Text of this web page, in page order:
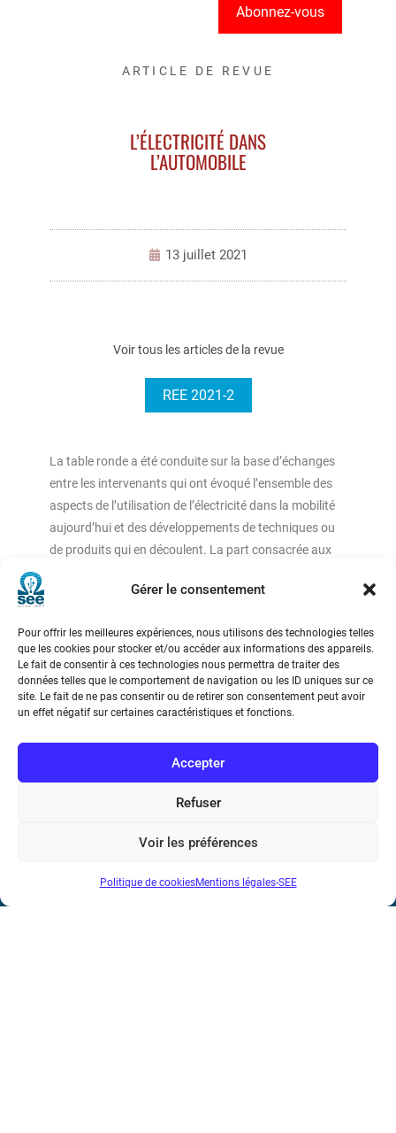
Gérer le consentement
Pour offrir les meilleures expériences, nous utilisons des technologies telles
que les cookies pour stocker et/ou accéder aux informations des appareils.
Le fait de consentir à ces technologies nous permettra de traiter des
données telles que le comportement de navigation ou les ID uniques sur ce
site. Le fait de ne pas consentir ou de retirer son consentement peut avoir
un effet négatif sur certaines caractéristiques et fonctions.
Accepter
Refuser
Voir les préférences
Politique de cookiesMentions légales-SEE
Abonnez-vous
ARTICLE DE REVUE
L’ÉLECTRICITÉ DANS
L’AUTOMOBILE
13 juillet 2021
Voir tous les articles de la revue
REE 2021-2
La table ronde a été conduite sur la base d’échanges
entre les intervenants qui ont évoqué l’ensemble des
aspects de l’utilisation de l’électricité dans la mobilité
aujourd’hui et des développements de techniques ou
de produits qui en découlent. La part consacrée aux
par le temps et certaines réponses ont été données
relevés par le rédacteur ont été regroupés suivant les
principaux thèmes évoqués.
Société de l’Electricité, de l’Electronique et des Technologies